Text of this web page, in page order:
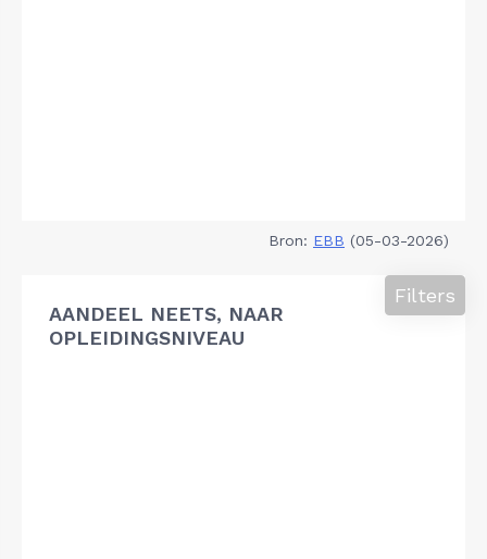
Bron: EBB (05-03-2026)
AANDEEL NEETS, NAAR
OPLEIDINGSNIVEAU
Filters